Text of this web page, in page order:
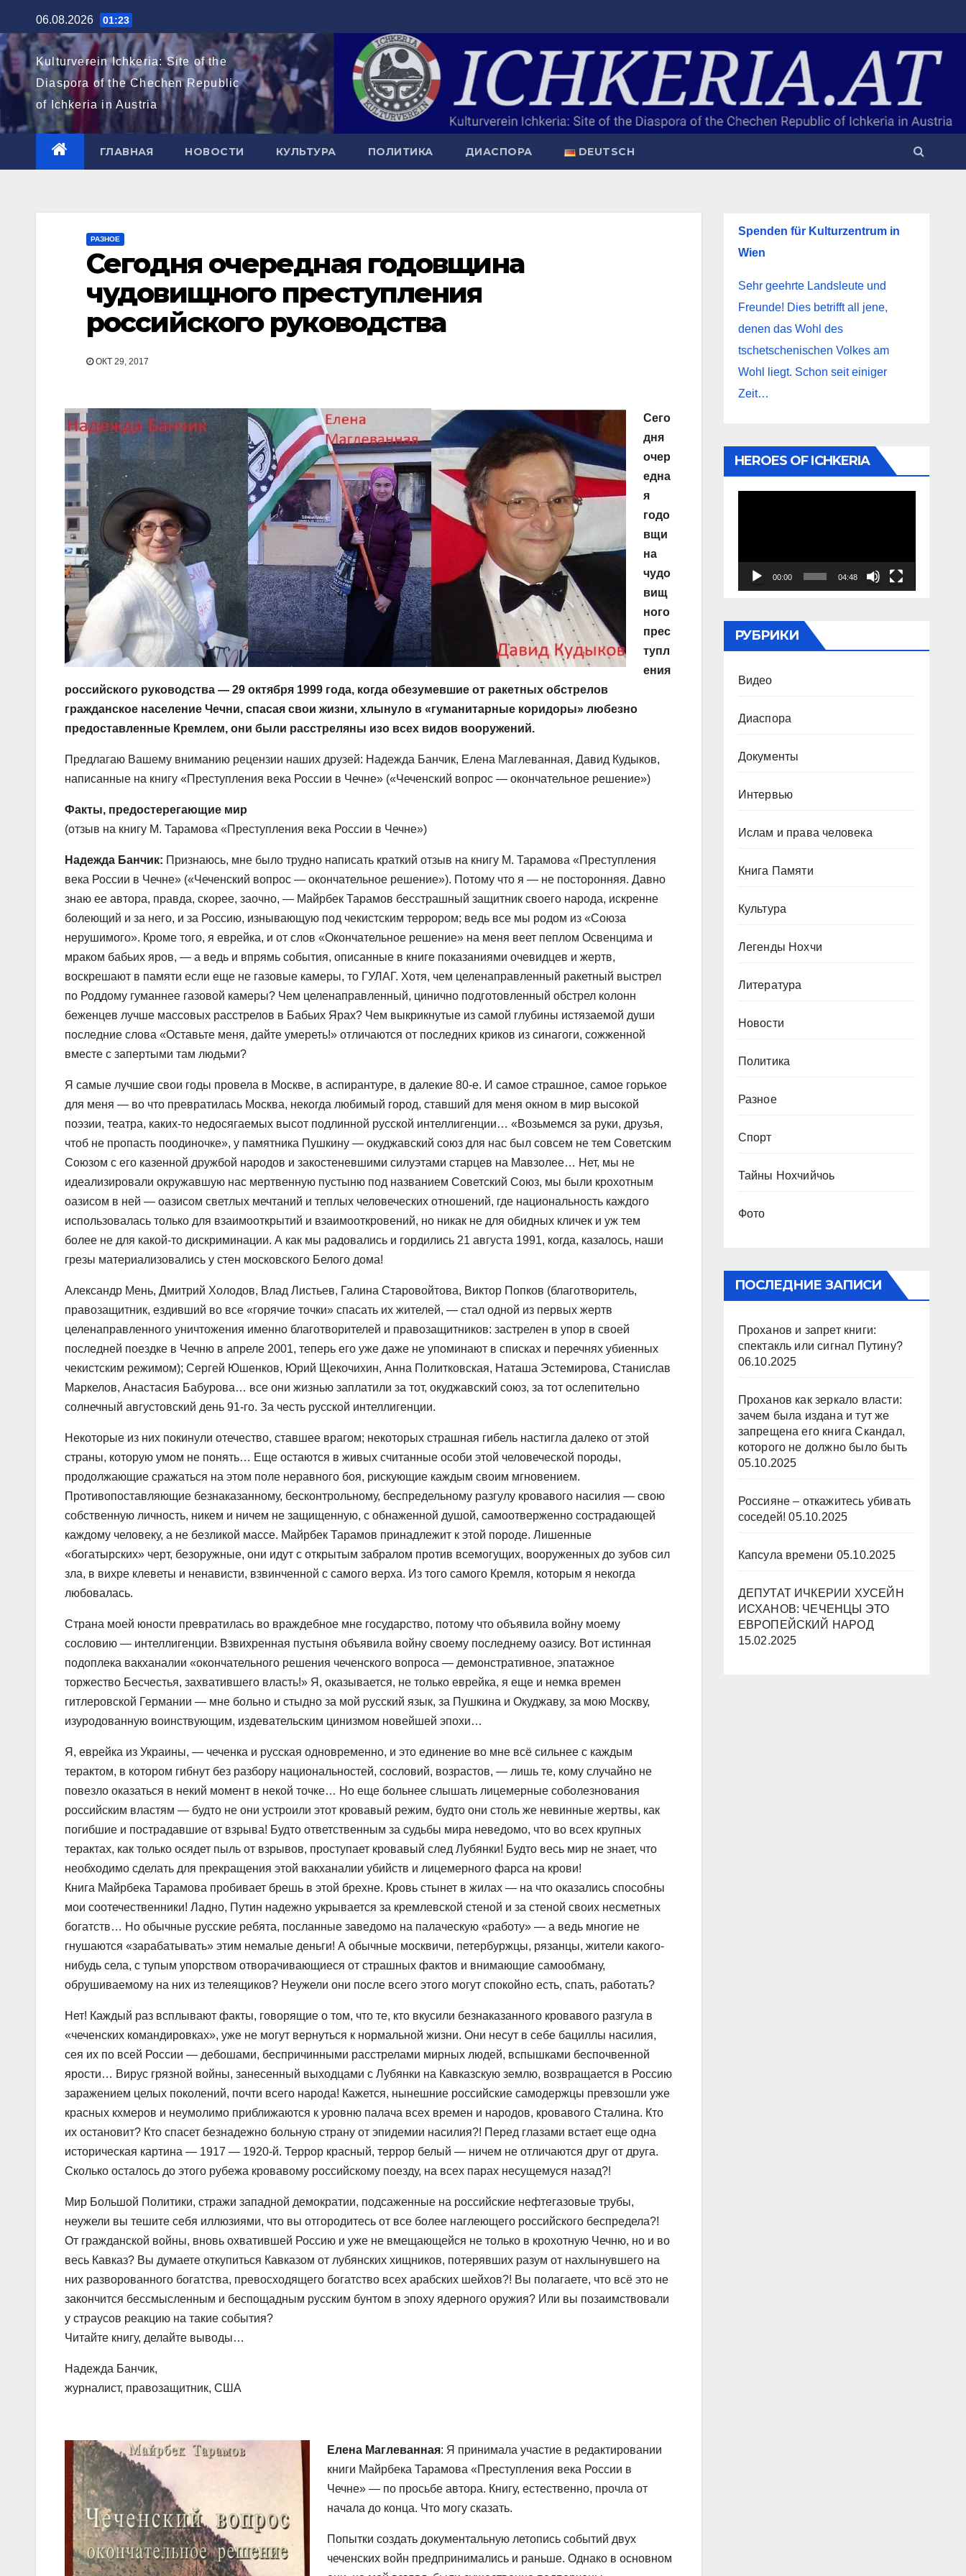
к
содержимому
06.08.2026 01:23
Kulturverein Ichkeria: Site of the
Diaspora of the Chechen Republic
of Ichkeria in Austria
ГЛАВНАЯ НОВОСТИ КУЛЬТУРА ПОЛИТИКА ДИАСПОРА DEUTSCH
РАЗНОЕ
Сегодня очередная годовщина
чудовищного преступления
российского руководства
ОКТ 29, 2017
Сего
дня
очер
една
я
годо
вщи
на
чудо
вищ
ного
прес
тупл
ения
российского руководства — 29 октября 1999 года, когда обезумевшие от ракетных обстрелов
гражданское население Чечни, спасая свои жизни, хлынуло в «гуманитарные коридоры» любезно
предоставленные Кремлем, они были расстреляны изо всех видов вооружений.
Предлагаю Вашему вниманию рецензии наших друзей: Надежда Банчик, Елена Маглеванная, Давид Кудыков,
написанные на книгу «Преступления века России в Чечне» («Чеченский вопрос — окончательное решение»)
Факты, предостерегающие мир
(отзыв на книгу М. Тарамова «Преступления века России в Чечне»)
Надежда Банчик: Признаюсь, мне было трудно написать краткий отзыв на книгу М. Тарамова «Преступления
века России в Чечне» («Чеченский вопрос — окончательное решение»). Потому что я — не посторонняя. Давно
знаю ее автора, правда, скорее, заочно, — Майрбек Тарамов бесстрашный защитник своего народа, искренне
болеющий и за него, и за Россию, изнывающую под чекистским террором; ведь все мы родом из «Союза
нерушимого». Кроме того, я еврейка, и от слов «Окончательное решение» на меня веет пеплом Освенцима и
мраком бабьих яров, — а ведь и впрямь события, описанные в книге показаниями очевидцев и жертв,
воскрешают в памяти если еще не газовые камеры, то ГУЛАГ. Хотя, чем целенаправленный ракетный выстрел
по Роддому гуманнее газовой камеры? Чем целенаправленный, цинично подготовленный обстрел колонн
беженцев лучше массовых расстрелов в Бабьих Ярах? Чем выкрикнутые из самой глубины истязаемой души
последние слова «Оставьте меня, дайте умереть!» отличаются от последних криков из синагоги, сожженной
вместе с запертыми там людьми?
Я самые лучшие свои годы провела в Москве, в аспирантуре, в далекие 80-е. И самое страшное, самое горькое
для меня — во что превратилась Москва, некогда любимый город, ставший для меня окном в мир высокой
поэзии, театра, каких-то недосягаемых высот подлинной русской интеллигенции… «Возьмемся за руки, друзья,
чтоб не пропасть поодиночке», у памятника Пушкину — окуджавский союз для нас был совсем не тем Советским
Союзом с его казенной дружбой народов и закостеневшими силуэтами старцев на Мавзолее… Нет, мы не
идеализировали окружавшую нас мертвенную пустыню под названием Советский Союз, мы были крохотным
оазисом в ней — оазисом светлых мечтаний и теплых человеческих отношений, где национальность каждого
использовалась только для взаимооткрытий и взаимооткровений, но никак не для обидных кличек и уж тем
более не для какой-то дискриминации. А как мы радовались и гордились 21 августа 1991, когда, казалось, наши
грезы материализовались у стен московского Белого дома!
Александр Мень, Дмитрий Холодов, Влад Листьев, Галина Старовойтова, Виктор Попков (благотворитель,
правозащитник, ездивший во все «горячие точки» спасать их жителей, — стал одной из первых жертв
целенаправленного уничтожения именно благотворителей и правозащитников: застрелен в упор в своей
последней поездке в Чечню в апреле 2001, теперь его уже даже не упоминают в списках и перечнях убиенных
чекистским режимом); Сергей Юшенков, Юрий Щекочихин, Анна Политковская, Наташа Эстемирова, Станислав
Маркелов, Анастасия Бабурова… все они жизнью заплатили за тот, окуджавский союз, за тот ослепительно
солнечный августовский день 91-го. За честь русской интеллигенции.
Некоторые из них покинули отечество, ставшее врагом; некоторых страшная гибель настигла далеко от этой
страны, которую умом не понять… Еще остаются в живых считанные особи этой человеческой породы,
продолжающие сражаться на этом поле неравного боя, рискующие каждым своим мгновением.
Противопоставляющие безнаказанному, бесконтрольному, беспредельному разгулу кровавого насилия — свою
собственную личность, никем и ничем не защищенную, с обнаженной душой, самоотверженно сострадающей
каждому человеку, а не безликой массе. Майрбек Тарамов принадлежит к этой породе. Лишенные
«богатырских» черт, безоружные, они идут с открытым забралом против всемогущих, вооруженных до зубов сил
зла, в вихре клеветы и ненависти, взвинченной с самого верха. Из того самого Кремля, которым я некогда
любовалась.
Страна моей юности превратилась во враждебное мне государство, потому что объявила войну моему
сословию — интеллигенции. Взвихренная пустыня объявила войну своему последнему оазису. Вот истинная
подоплека вакханалии «окончательного решения чеченского вопроса — демонстративное, эпатажное
торжество Бесчестья, захватившего власть!» Я, оказывается, не только еврейка, я еще и немка времен
гитлеровской Германии — мне больно и стыдно за мой русский язык, за Пушкина и Окуджаву, за мою Москву,
изуродованную воинствующим, издевательским цинизмом новейшей эпохи…
Я, еврейка из Украины, — чеченка и русская одновременно, и это единение во мне всё сильнее с каждым
терактом, в котором гибнут без разбору национальностей, сословий, возрастов, — лишь те, кому случайно не
повезло оказаться в некий момент в некой точке… Но еще больнее слышать лицемерные соболезнования
российским властям — будто не они устроили этот кровавый режим, будто они столь же невинные жертвы, как
погибшие и пострадавшие от взрыва! Будто ответственным за судьбы мира неведомо, что во всех крупных
терактах, как только осядет пыль от взрывов, проступает кровавый след Лубянки! Будто весь мир не знает, что
необходимо сделать для прекращения этой вакханалии убийств и лицемерного фарса на крови!
Книга Майрбека Тарамова пробивает брешь в этой брехне. Кровь стынет в жилах — на что оказались способны
мои соотечественники! Ладно, Путин надежно укрывается за кремлевской стеной и за стеной своих несметных
богатств… Но обычные русские ребята, посланные заведомо на палаческую «работу» — а ведь многие не
гнушаются «зарабатывать» этим немалые деньги! А обычные москвичи, петербуржцы, рязанцы, жители какого-
нибудь села, с тупым упорством отворачивающиеся от страшных фактов и внимающие самообману,
обрушиваемому на них из телеящиков? Неужели они после всего этого могут спокойно есть, спать, работать?
Нет! Каждый раз всплывают факты, говорящие о том, что те, кто вкусили безнаказанного кровавого разгула в
«чеченских командировках», уже не могут вернуться к нормальной жизни. Они несут в себе бациллы насилия,
сея их по всей России — дебошами, беспричинными расстрелами мирных людей, вспышками беспочвенной
ярости… Вирус грязной войны, занесенный выходцами с Лубянки на Кавказскую землю, возвращается в Россию
заражением целых поколений, почти всего народа! Кажется, нынешние российские самодержцы превзошли уже
красных кхмеров и неумолимо приближаются к уровню палача всех времен и народов, кровавого Сталина. Кто
их остановит? Кто спасет безнадежно больную страну от эпидемии насилия?! Перед глазами встает еще одна
историческая картина — 1917 — 1920-й. Террор красный, террор белый — ничем не отличаются друг от друга.
Сколько осталось до этого рубежа кровавому российскому поезду, на всех парах несущемуся назад?!
Мир Большой Политики, стражи западной демократии, подсаженные на российские нефтегазовые трубы,
неужели вы тешите себя иллюзиями, что вы отгородитесь от все более наглеющего российского беспредела?!
От гражданской войны, вновь охватившей Россию и уже не вмещающейся не только в крохотную Чечню, но и во
весь Кавказ? Вы думаете откупиться Кавказом от лубянских хищников, потерявших разум от нахлынувшего на
них разворованного богатства, превосходящего богатство всех арабских шейхов?! Вы полагаете, что всё это не
закончится бессмысленным и беспощадным русским бунтом в эпоху ядерного оружия? Или вы позаимствовали
у страусов реакцию на такие события?
Читайте книгу, делайте выводы…
Надежда Банчик,
журналист, правозащитник, США
Елена Маглеванная: Я принимала участие в редактировании
книги Майрбека Тарамова «Преступления века России в
Чечне» — по просьбе автора. Книгу, естественно, прочла от
начала до конца. Что могу сказать.
Попытки создать документальную летопись событий двух
чеченских войн предпринимались и раньше. Однако в основном
Spenden für Kulturzentrum in
Wien
Sehr geehrte Landsleute und
Freunde! Dies betrifft all jene,
denen das Wohl des
tschetschenischen Volkes am
Wohl liegt. Schon seit einiger
Zeit…
HEROES OF ICHKERIA
00:00 04:48
РУБРИКИ
Видео
Диаспора
Документы
Интервью
Ислам и права человека
Книга Памяти
Культура
Легенды Нохчи
Литература
Новости
Политика
Разное
Спорт
Тайны Нохчийчоь
Фото
ПОСЛЕДНИЕ ЗАПИСИ
Проханов и запрет книги:
спектакль или сигнал Путину?
06.10.2025
Проханов как зеркало власти:
зачем была издана и тут же
запрещена его книга Скандал,
которого не должно было быть
05.10.2025
Россияне – откажитесь убивать
соседей! 05.10.2025
Капсула времени 05.10.2025
ДЕПУТАТ ИЧКЕРИИ ХУСЕЙН
ИСХАНОВ: ЧЕЧЕНЦЫ ЭТО
ЕВРОПЕЙСКИЙ НАРОД
15.02.2025